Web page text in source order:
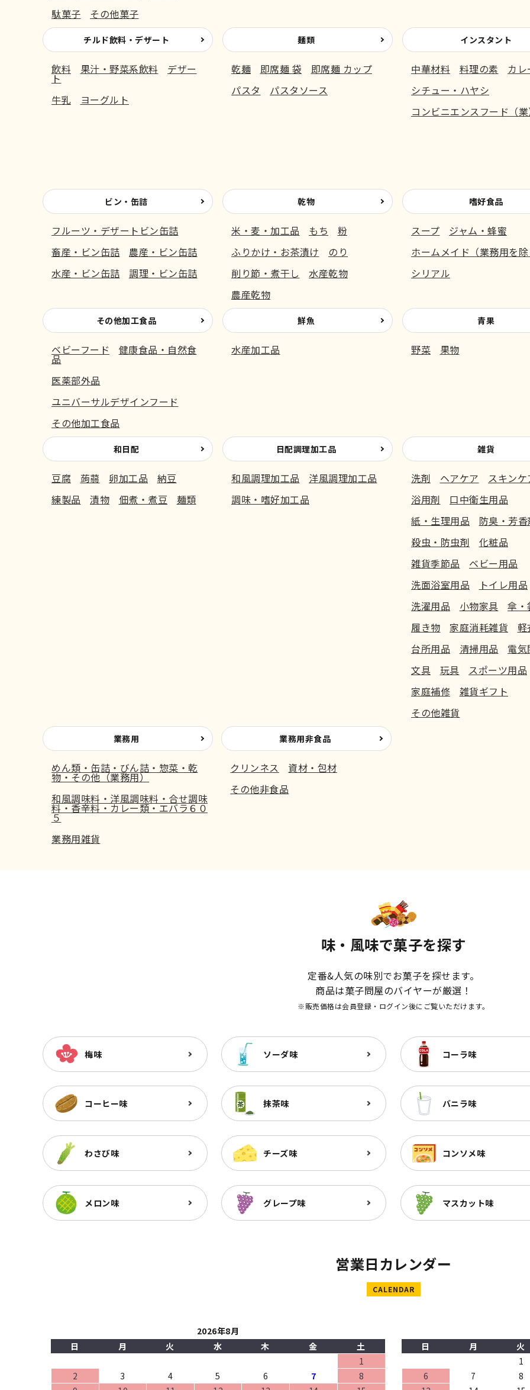
駄菓子
その他菓子
チルド飲料・デザート
飲料 果汁・野菜系飲料 デザー
ト
牛乳
ヨーグルト
麺類
乾麺 即席麺 袋
即席麺 カップ
パスタ
パスタソース
インスタント
中華材料 料理の素
カレ
シチュー・ハヤシ
コンビニエンスフード（業
ビン・缶詰
フルーツ・デザートビン缶詰
畜産・ビン缶詰
農産・ビン缶詰
水産・ビン缶詰
調理・ビン缶詰
乾物
米・麦・加工品 もち
粉
ふりかけ・お茶漬け
のり
削り節・煮干し
水産乾物
農産乾物
嗜好食品
スープ
ジャム・蜂蜜
ホームメイド（業務用を除
シリアル
その他加工食品
ベビーフード 健康食品・自然食
品
医薬部外品
ユニバーサルデザインフード
その他加工食品
鮮魚
水産加工品
青果
野菜 果物
和日配
豆腐 蒟蒻 卵加工品
納豆
練製品
漬物 佃煮・煮豆 麺類
日配調理加工品
和風調理加工品
洋風調理加工品
調味・嗜好加工品
雑貨
洗剤 ヘアケア
スキンケ
浴用剤
口中衛生用品
紙・生理用品
防臭・芳香
殺虫・防虫剤
化粧品
雑貨季節品
ベビー用品
洗面浴室用品
トイレ用品
洗濯用品
小物家具
傘・
履き物
家庭消耗雑貨
軽
台所用品
清掃用品
電気
文具
玩具
スポーツ用品
家庭補修
雑貨ギフト
その他雑貨
業務用
めん類・缶詰・びん詰・惣菜・乾
物・その他（業務用）
和風調味料・洋風調味料・合せ調味
料・香辛料・カレー類・エバラ６０
５
業務用雑貨
業務用非食品
クリンネス
資材・包材
その他非食品
味・風味で菓子を探す
定番&人気の味別でお菓子を探せます。
商品は菓子問屋のバイヤーが厳選！
※販売価格は会員登録・ログイン後にご覧いただけます。
梅味 ソーダ味 コーラ味
コーヒー味 抹茶味 バニラ味
わさび味 チーズ味 コンソメ味
メロン味 グレープ味 マスカット味
営業日カレンダー
CALENDAR
2026年8月
日
月 火 水 木 金
土
1
2
3 4 5 6 7
8
日
月 火
1
6
7 8